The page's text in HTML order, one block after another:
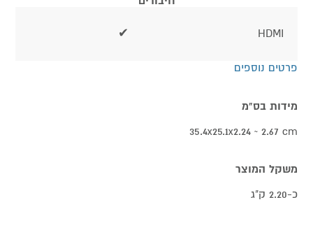
HDMI
✔
פרטים נוספים
מידות בס"מ
35.4x25.1x2.24 ~ 2.67 cm
משקל המוצר
כ-2.20 ק"ג